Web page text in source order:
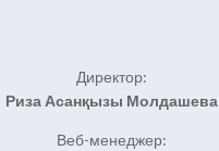
Директор:
Риза Асанқызы Молдашева
Веб-менеджер: